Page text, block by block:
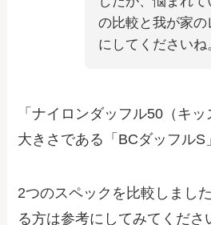
の比較と我が家
にしてくださいね
「ナイロンダッフル50（キ
大きさである「BCダッフルS
2つのスペックを比較しまし
る方は参考にしてみてくださ